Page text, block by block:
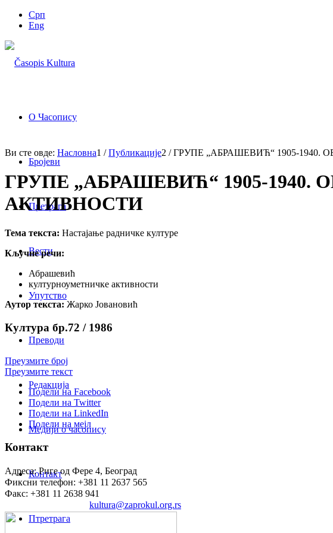
Срп
Eng
О Часопису
Бројеви
Претрага
Вести
Упутство
Преводи
Редакција
Медији о часопису
Контакт
Птретрага
Ви сте овде: Насловна1 / Публикације2 / ГРУПЕ „АБРАШЕВИЋ“ 1905-
ГРУПЕ „АБРАШЕВИЋ“ 1905-
АКТИВНОСТИ
Тема текста: Настајање радничке културе
Кључне речи:
Абрашевић
културноуметничке активности
Аутор текста: Жарко Јовановић
Култура бр.72 / 1986
Преузмите број
Преузмите текст
Подели на Facebook
Подели на Twitter
Подели на LinkedIn
Подели на мејл
Контакт
Адреса: Риге од Фере 4, Београд
Фиксни телефон: +381 11 2637 565
Факс: +381 11 2638 941
kultura@zaprokul.org.rs